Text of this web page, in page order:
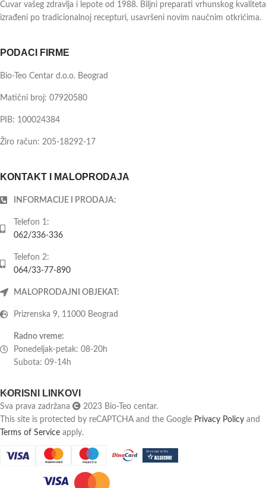
Čuvar vašeg zdravlja i lepote od 1988. Biljni preparati vrhunskog kvaliteta
izrađeni po tradicionalnoj recepturi, usavršeni novim naučnim otkrićima.
PODACI FIRME
Bio-Teo Centar d.o.o. Beograd
Matični broj: 07920580
PIB: 100024384
Žiro račun: 205-18292-17
KONTAKT I MALOPRODAJA
INFORMACIJE I PRODAJA:
Telefon 1:
062/336-336
Telefon 2:
064/33-77-890
MALOPRODAJNI OBJEKAT:
Prizrenska 9, 11000 Beograd
Radno vreme:
Ponedeljak-petak: 08-20h
Subota: 09-14h
KORISNI LINKOVI
Sva prava zadržana
2023 Bio-Teo centar.
This site is protected by reCAPTCHA and the Google Privacy Policy and
Terms of Service apply.